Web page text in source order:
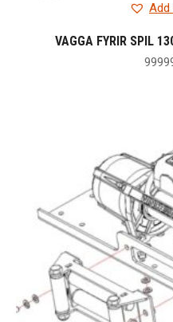
Add
VAGGA FYRIR SPIL